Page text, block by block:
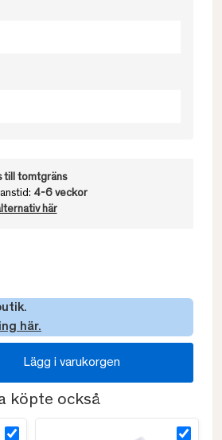
till tomtgräns
4-6 veckor
här
här.
Lägg i varukorgen
köpte också